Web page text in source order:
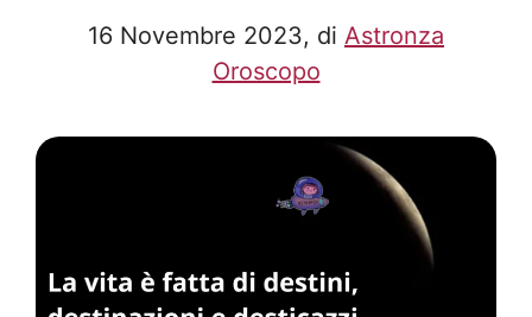
16 Novembre 2023, di Astronza
Oroscopo